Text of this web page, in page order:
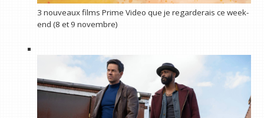
3 nouveaux films Prime Video que je regarderais ce week-
end (8 et 9 novembre)